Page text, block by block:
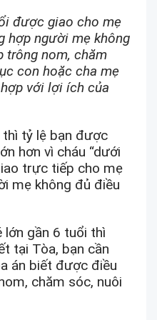
được giao cho mẹ
hợp người mẹ không
trông nom, chăm
con hoặc cha mẹ
với lợi ích của
tỷ lệ bạn được
hơn vì cháu “dưới
trực tiếp cho mẹ
mẹ không đủ điều
lớn gần 6 tuổi thì
tại Tòa, bạn cần
án biết được điều
chăm sóc, nuôi